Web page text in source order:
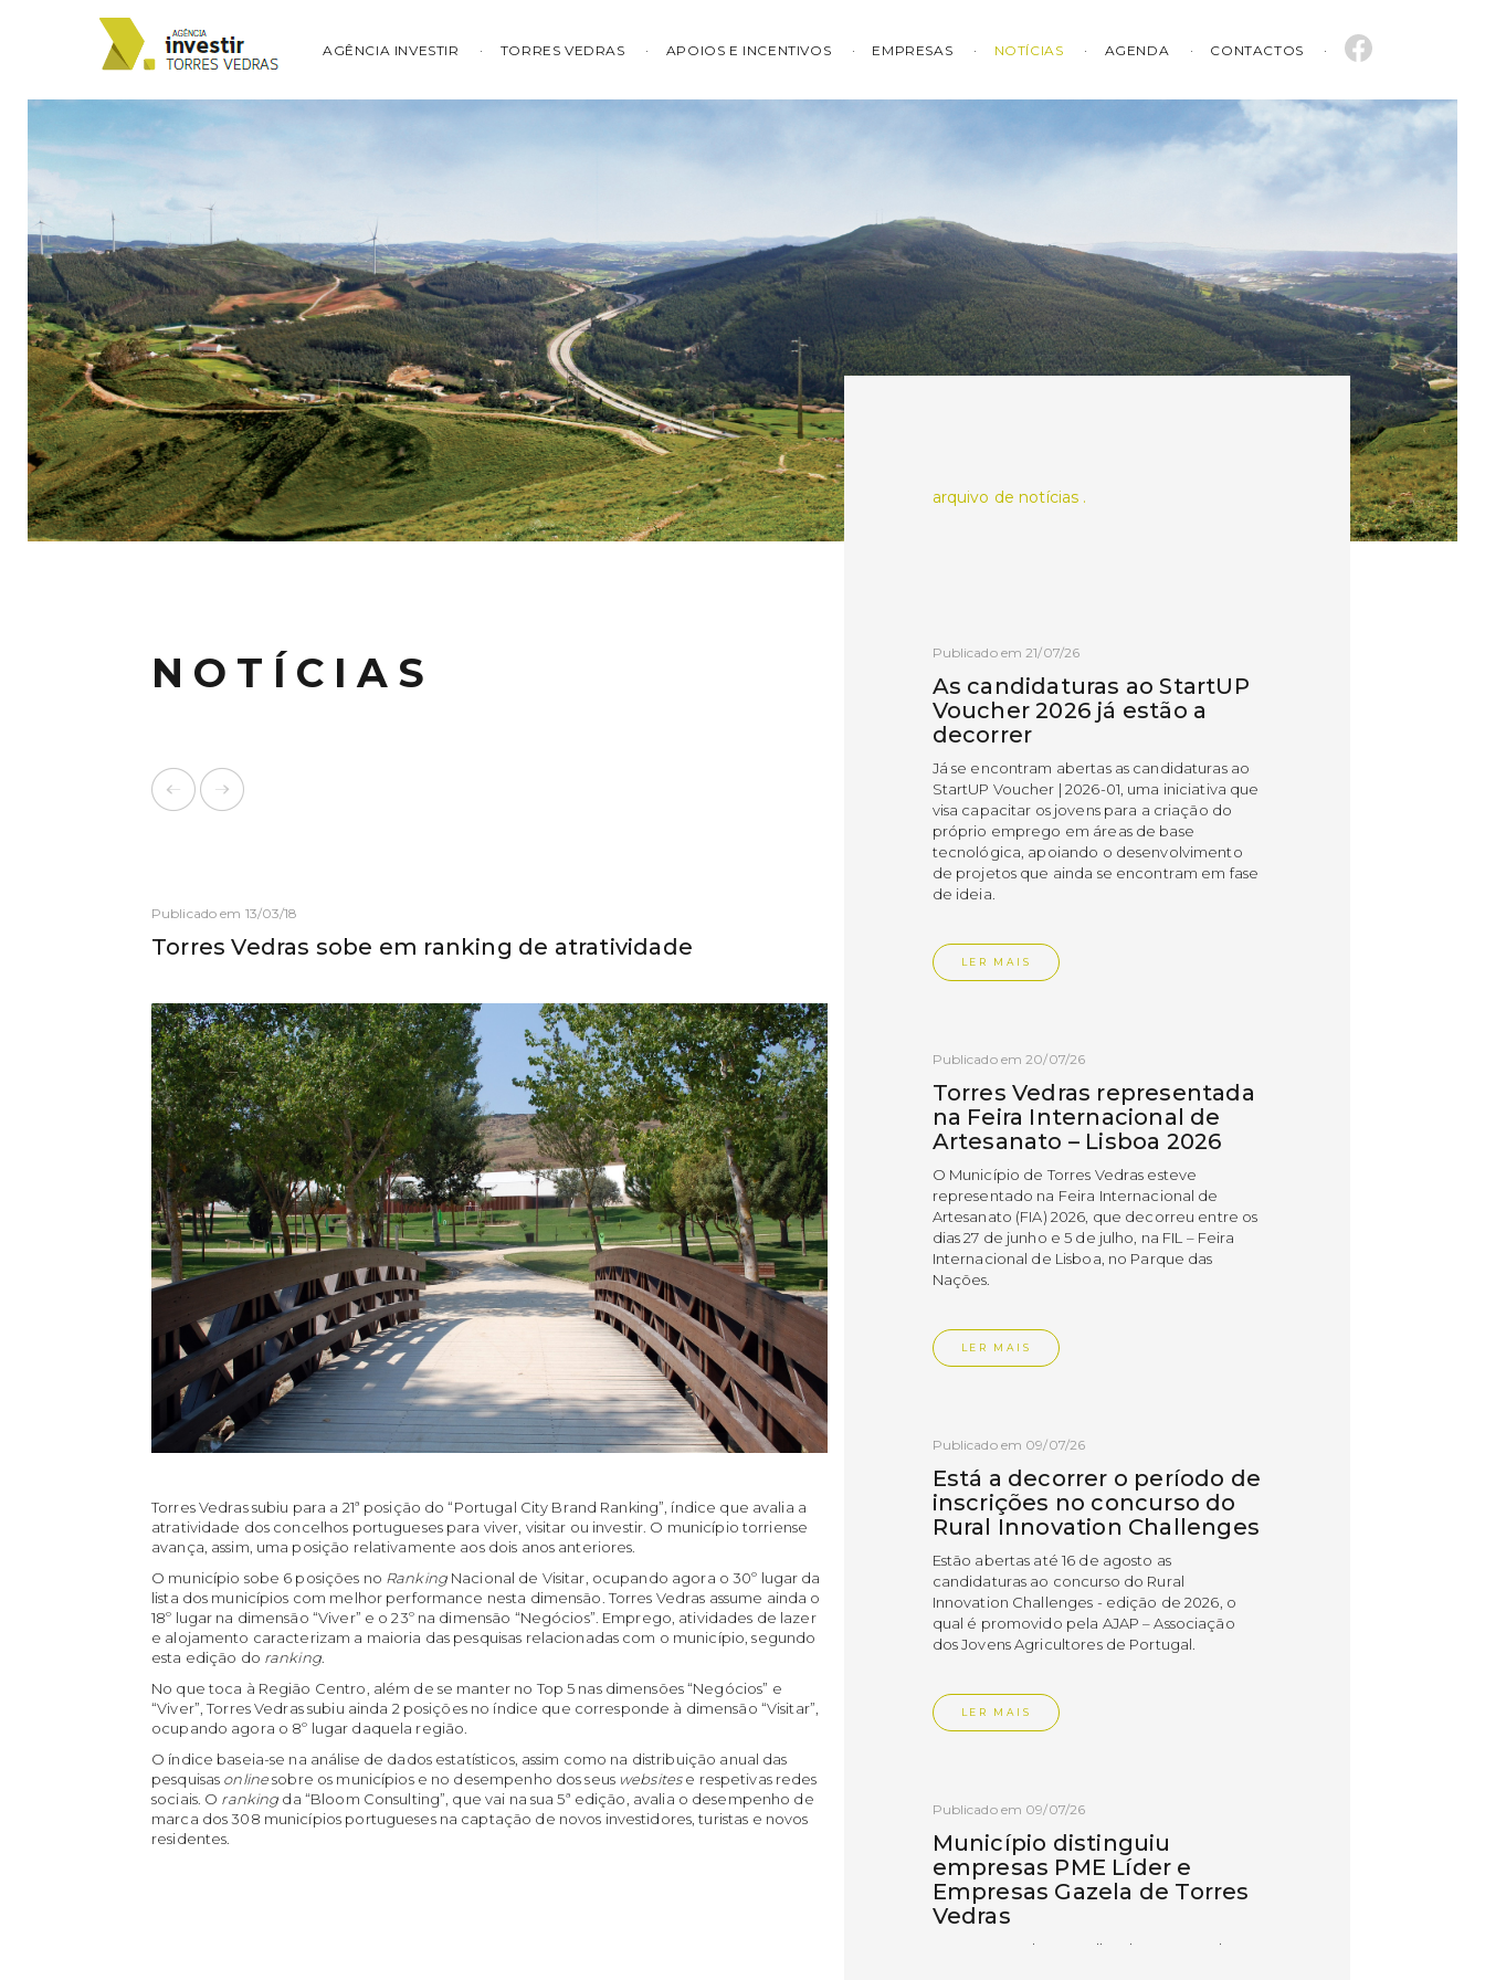
AGÊNCIA INVESTIR TORRES VEDRAS APOIOS E INCENTIVOS EMPRESAS NOTÍCIAS AGENDA CONTACTOS
NOTÍCIAS
Publicado em 13/03/18
Torres Vedras sobe em ranking de atratividade
Torres Vedras subiu para a 21ª posição do “Portugal City Brand Ranking”, índice que avalia a
atratividade dos concelhos portugueses para viver, visitar ou investir. O município torriense
avança, assim, uma posição relativamente aos dois anos anteriores.
O município sobe 6 posições no RankingNacional de Visitar, ocupando agora o 30º lugar da
lista dos municípios com melhor performance nesta dimensão. Torres Vedras assume ainda o
18º lugar na dimensão “Viver” e o 23º na dimensão “Negócios”. Emprego, atividades de lazer
e alojamento caracterizam a maioria das pesquisas relacionadas com o município, segundo
esta edição do ranking.
No que toca à Região Centro, além de se manter no Top 5 nas dimensões “Negócios” e
“Viver”, Torres Vedras subiu ainda 2 posições no índice que corresponde à dimensão “Visitar”,
ocupando agora o 8º lugar daquela região.
O índice baseia-se na análise de dados estatísticos, assim como na distribuição anual das
pesquisas onlinesobre os municípios e no desempenho dos seus websitese respetivas redes
sociais. O ranking da “Bloom Consulting”, que vai na sua 5ª edição, avalia o desempenho de
marca dos 308 municípios portugueses na captação de novos investidores, turistas e novos
residentes.
arquivo de notícias .
Publicado em 21/07/26
As candidaturas ao StartUP
Voucher 2026 já estão a
decorrer
Já se encontram abertas as candidaturas ao
StartUP Voucher | 2026-01, uma iniciativa que
visa capacitar os jovens para a criação do
próprio emprego em áreas de base
tecnológica, apoiando o desenvolvimento
de projetos que ainda se encontram em fase
de ideia.
LER MAIS
Publicado em 20/07/26
Torres Vedras representada
na Feira Internacional de
Artesanato – Lisboa 2026
O Município de Torres Vedras esteve
representado na Feira Internacional de
Artesanato (FIA) 2026, que decorreu entre os
dias 27 de junho e 5 de julho, na FIL – Feira
Internacional de Lisboa, no Parque das
Nações.
LER MAIS
Publicado em 09/07/26
Está a decorrer o período de
inscrições no concurso do
Rural Innovation Challenges
Estão abertas até 16 de agosto as
candidaturas ao concurso do Rural
Innovation Challenges - edição de 2026, o
qual é promovido pela AJAP – Associação
dos Jovens Agricultores de Portugal.
LER MAIS
Publicado em 09/07/26
Município distinguiu
empresas PME Líder e
Empresas Gazela de Torres
Vedras
As empresas do concelho de Torres Vedras